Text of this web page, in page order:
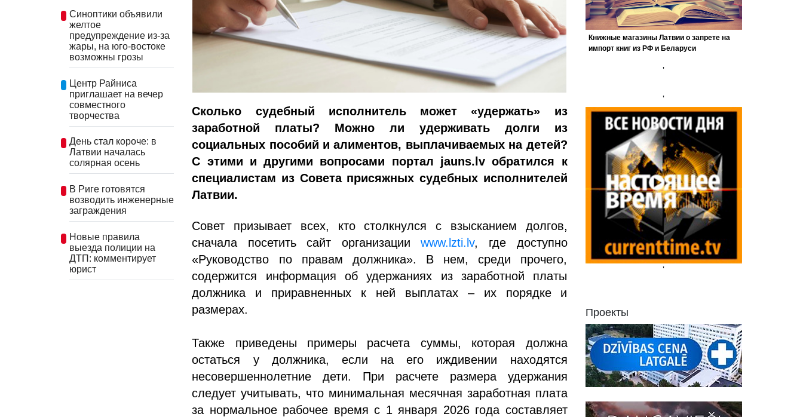
Синоптики объявили
желтое
предупреждение из-за
жары, на юго-востоке
возможны грозы
Центр Райниса
приглашает на вечер
совместного
творчества
День стал короче: в
Латвии началась
солярная осень
В Риге готовятся
возводить инженерные
заграждения
Новые правила
выезда полиции на
ДТП: комментирует
юрист
Сколько судебный исполнитель может «удержать» из
заработной платы? Можно ли удерживать долги из
социальных пособий и алиментов, выплачиваемых на детей?
С этими и другими вопросами портал jauns.lv обратился к
специалистам из Совета присяжных судебных исполнителей
Латвии.
Совет призывает всех, кто столкнулся с взысканием долгов,
сначала посетить сайт организацииwww.lzti.lv, где доступно
«Руководство по правам должника». В нем, среди прочего,
содержится информация об удержаниях из заработной платы
должника и приравненных к ней выплатах – их порядке и
размерах.
Также приведены примеры расчета суммы, которая должна
остаться у должника, если на его иждивении находятся
несовершеннолетние дети. При расчете размера удержания
следует учитывать, что минимальная месячная заработная плата
за нормальное рабочее время с 1 января 2026 года составляет
'
'
'
Проекты